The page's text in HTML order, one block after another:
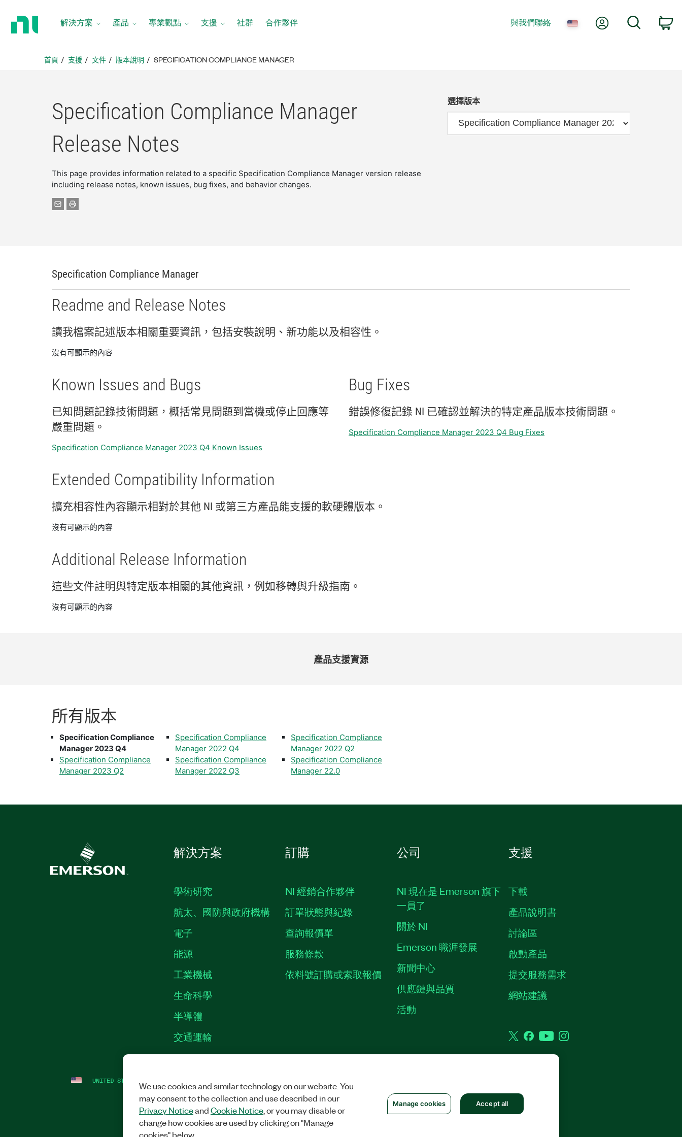
解決方案 產品 專業觀點 支援 社群 合作夥伴 與我們聯絡 我的帳號
首頁 支援 文件 版本說明 SPECIFICATION COMPLIANCE MANAGER
Specification Compliance Manager
Release Notes
This page provides information related to a specific Specification Compliance Manager version release
including release notes, known issues, bug fixes, and behavior changes.
選擇版本
Specification Compliance Manager
Readme and Release Notes
讀我檔案記述版本相關重要資訊， 包括安裝說明、 新功能以及相容性。
沒有可顯示的內容
Known Issues and Bugs
已知 問題記錄技術問題， 概括常見問題到 當機或停止 回應等
嚴重問題。
Specification Compliance Manager 2023 Q4 Known Issues
Bug Fixes
錯誤修復記錄 NI 已確認並解決的特定產品版本技術問題。
Specification Compliance Manager 2023 Q4 Bug Fixes
Extended Compatibility Information
擴充相容性內容顯示相對於其他 NI 或第三方產品能支援的軟硬體版本。
沒有可顯示的內容
Additional Release Information
這些文件註明與特定版本相關的其他資訊， 例如移轉與升級指南。
沒有可顯示的內容
產品支援資源
所有版本
Specification Compliance
Manager 2023 Q4
Specification Compliance
Manager 2023 Q2
Specification Compliance
Manager 2022 Q4
Specification Compliance
Manager 2022 Q3
Specification Compliance
Manager 2022 Q2
Specification Compliance
Manager 22.0
解決方案
學術研究
航太、國防與政府機構
電子
能源
工業機械
生命科學
半導體
交通運輸
訂購
NI 經銷合作夥伴
訂單狀態與紀錄
查詢報價單
服務條款
依料號訂購或索取報價
公司
NI 現在是 Emerson 旗下
一員了
關於 NI
Emerson 職涯發展
新聞中心
供應鏈與品質
活動
支援
下載
產品說明書
討論區
啟動產品
提交服務需求
網站建議
TwitterFacebook
YouTubeInstagram
UNITED STATES We use cookies and similar technology on our website. You
may consent to the collection and use described in our
Privacy NoticeandCookie Notice, or you may disable or
change how cookies are used by clicking on "Manage
cookies" below.
Manage cookies Accept all